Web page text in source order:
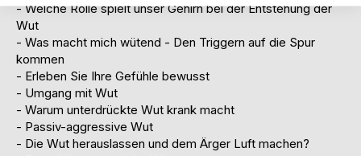
- Welche Rolle spielt unser Gehirn bei der Entstehung der
Wut
- Was macht mich wütend - Den Triggern auf die Spur
kommen
- Erleben Sie Ihre Gefühle bewusst
- Umgang mit Wut
- Warum unterdrückte Wut krank macht
- Passiv-aggressive Wut
- Die Wut herauslassen und dem Ärger Luft machen?